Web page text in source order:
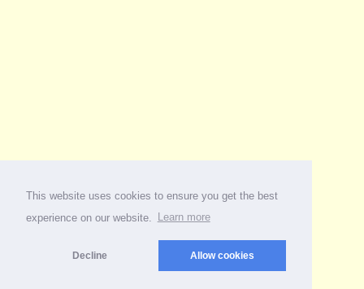
This website uses cookies to ensure you get the best
experience on our website.
Learn more
Decline Allow cookies